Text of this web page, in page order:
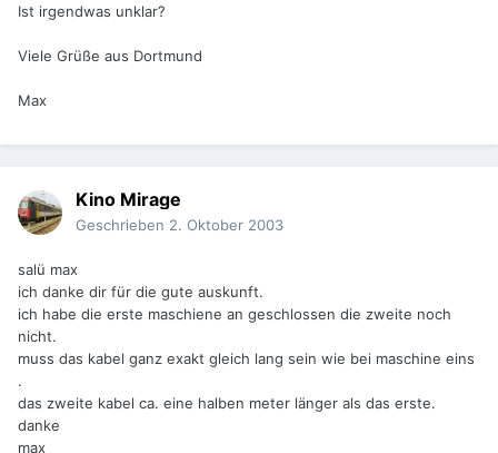
Ist irgendwas unklar?
Viele Grüße aus Dortmund
Max
Kino Mirage
Geschrieben 2. Oktober 2003
salü max
ich danke dir für die gute auskunft.
ich habe die erste maschiene an geschlossen die zweite noch
nicht.
muss das kabel ganz exakt gleich lang sein wie bei maschine eins
.
das zweite kabel ca. eine halben meter länger als das erste.
danke
max